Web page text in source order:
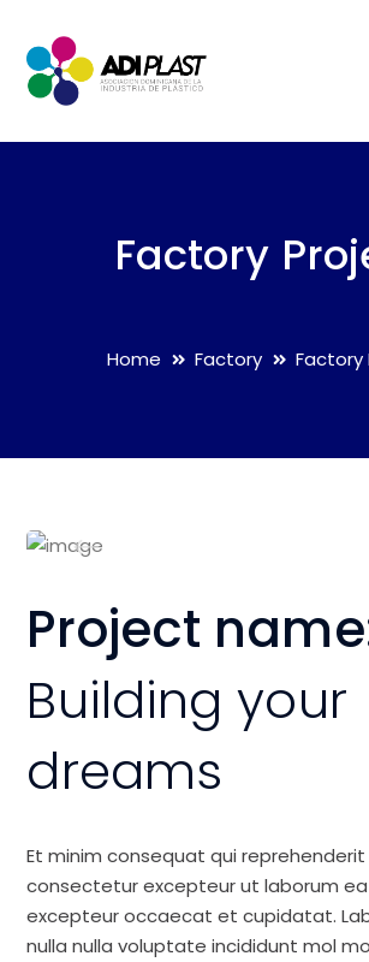
Factory
Home Factory Factory
Project
Building your
dreams
Et minim consequat qui
consectetur excepteur ut laborum
excepteur occaecat et cupidatat.
nulla nulla voluptate incididunt mol